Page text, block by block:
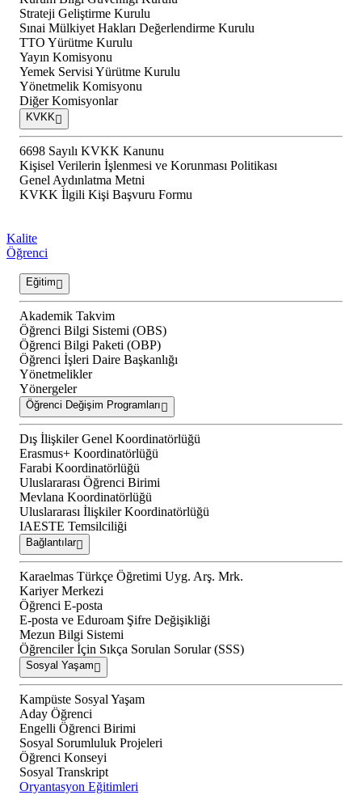
Strateji Geliştirme Kurulu
Sınai Mülkiyet Hakları Değerlendirme Kurulu
TTO Yürütme Kurulu
Yayın Komisyonu
Yemek Servisi Yürütme Kurulu
Yönetmelik Komisyonu
Diğer Komisyonlar
KVKK
6698 Sayılı KVKK Kanunu
Kişisel Verilerin İşlenmesi ve Korunması Politikası
Genel Aydınlatma Metni
KVKK İlgili Kişi Başvuru Formu
Kalite
Öğrenci
Eğitim
Akademik Takvim
Öğrenci Bilgi Sistemi (OBS)
Öğrenci Bilgi Paketi (OBP)
Öğrenci İşleri Daire Başkanlığı
Yönetmelikler
Yönergeler
Öğrenci Değişim Programları
Dış İlişkiler Genel Koordinatörlüğü
Erasmus+ Koordinatörlüğü
Farabi Koordinatörlüğü
Uluslararası Öğrenci Birimi
Mevlana Koordinatörlüğü
Uluslararası İlişkiler Koordinatörlüğü
IAESTE Temsilciliği
Bağlantılar
Karaelmas Türkçe Öğretimi Uyg. Arş. Mrk.
Kariyer Merkezi
Öğrenci E-posta
E-posta ve Eduroam Şifre Değişikliği
Mezun Bilgi Sistemi
Öğrenciler İçin Sıkça Sorulan Sorular (SSS)
Sosyal Yaşam
Kampüste Sosyal Yaşam
Aday Öğrenci
Engelli Öğrenci Birimi
Sosyal Sorumluluk Projeleri
Öğrenci Konseyi
Sosyal Transkript
Oryantasyon Eğitimleri